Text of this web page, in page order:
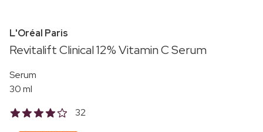
L'Oréal Paris
Revitalift Clinical 12% Vitamin C Serum
Serum
30 ml
32